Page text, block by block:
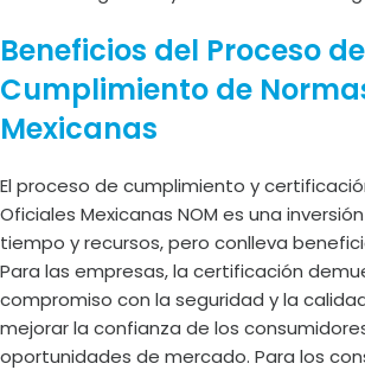
Beneficios del Proceso de
Cumplimiento de
Mexicanas
El proceso de cumplimiento y
Oficiales Mexicanas NOM es una
tiempo y recursos, pero conlleva
Para las empresas, la certificación
compromiso con la seguridad y la
mejorar la confianza de los
oportunidades de mercado. Para los